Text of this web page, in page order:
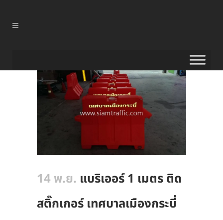
14 พ.ย. แบริเออร์ 1 เมตร ติด
สติ๊กเกอร์ เทศบาลเมืองกระบี่